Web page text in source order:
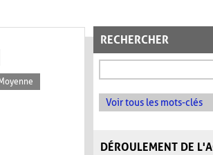
RECHERCHER
Voir tous les mots-clés
DÉROULEMENT DE